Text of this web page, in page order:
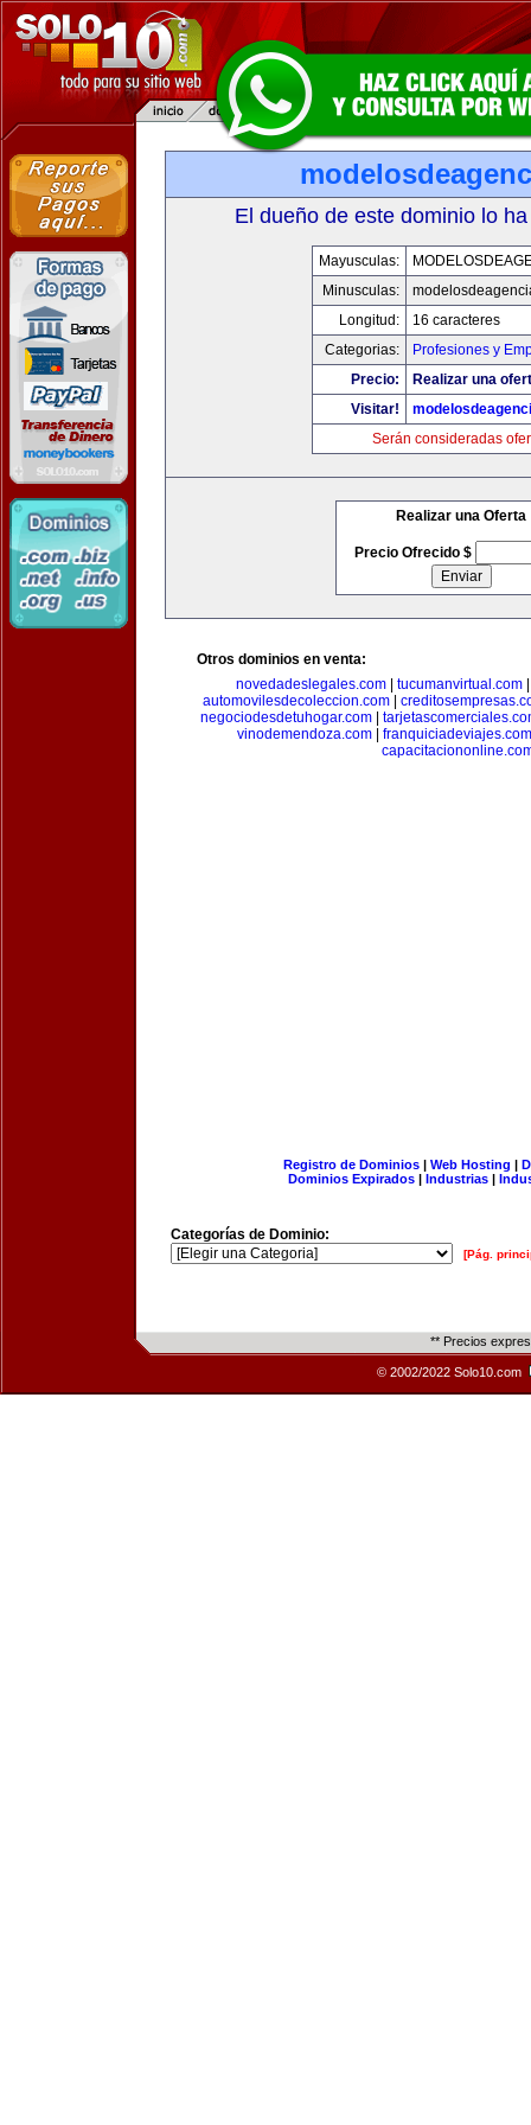
El dueño de este dominio lo
Mayusculas:
Minusculas:
Longitud:
16 caracteres
Categorias:
Profesiones y
Precio:
Realizar una
Visitar!
Serán consideradas
Realizar una Oferta
Precio Ofrecido $
Otros dominios en venta:
novedadeslegales.com
tucumanvirtual.com
automovilesdecoleccion.com
negociodesdetuhogar.com
vinodemendoza.com
franquiciadeviajes.com
Registro de Dominios| Web Hosting |
Dominios Expirados | Industrias |
Categorías de Dominio:
[Pág.
** Precios
© 2002/2022 Solo10.com